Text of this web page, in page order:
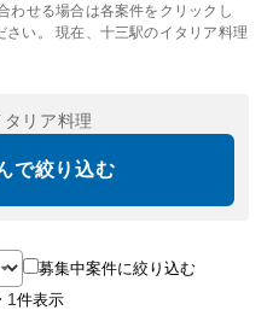
わせる場合は各案件をクリックし
い。 現在、十三駅のイタリア料理
タリア料理
で絞り込む
募集中案件に絞り込む
1 件表示